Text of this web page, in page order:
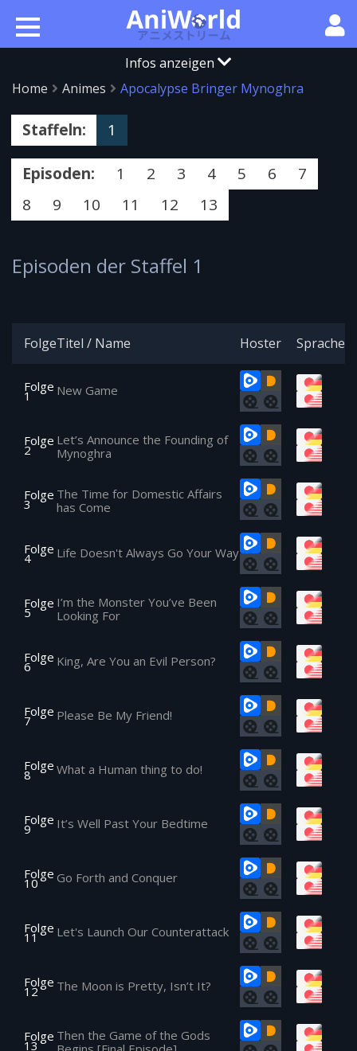
Infos anzeigen
Home
Animes Apocalypse Bringer Mynoghra
Staffeln: 1
Episoden: 1 2 3 4 5 6
7
8
9 10 11 12 13
Episoden der Staffel 1
FolgeTitel / Name Hoster Sprache
Folge
1 New Game
Folge
2
Let’s Announce the Founding of
Mynoghra
Folge
3
The Time for Domestic Affairs
has Come
Folge
4 Life Doesn't Always Go Your Way
Folge
5
I’m the Monster You’ve Been
Looking For
Folge
6 King, Are You an Evil Person?
Folge
7 Please Be My Friend!
Folge
8 What a Human thing to do!
Folge
9 It’s Well Past Your Bedtime
Folge
10 Go Forth and Conquer
Folge
11 Let's Launch Our Counterattack
Folge
12 The Moon is Pretty, Isn’t It?
Folge
13
Then the Game of the Gods